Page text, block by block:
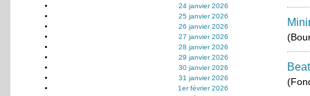
24 janvier 2026
25 janvier 2026
26 janvier 2026
27 janvier 2026
28 janvier 2026
29 janvier 2026
30 janvier 2026
31 janvier 2026
1er février 2026